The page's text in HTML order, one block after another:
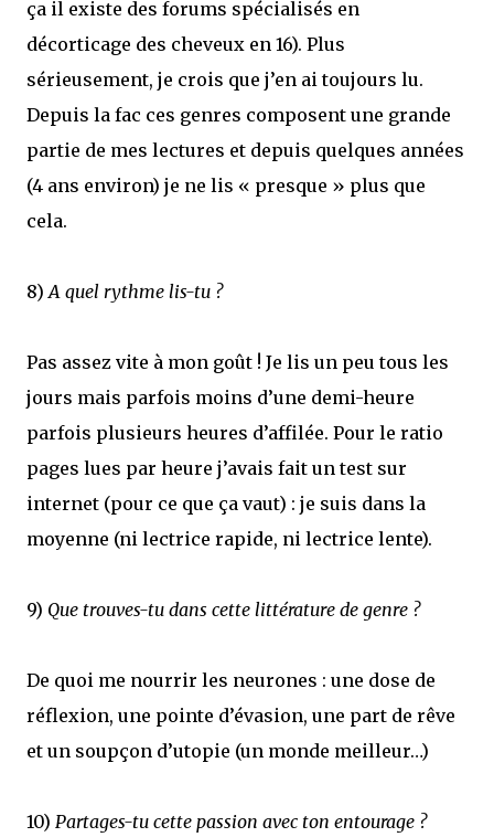
ça il existe des forums spécialisés en
décorticage des cheveux en 16). Plus
sérieusement, je crois que j’en ai toujours lu.
Depuis la fac ces genres composent une grande
partie de mes lectures et depuis quelques années
(4 ans environ) je ne lis « presque » plus que
cela.
8)A quel rythme lis-tu ?
Pas assez vite à mon goût ! Je lis un peu tous les
jours mais parfois moins d’une demi-heure
parfois plusieurs heures d’affilée. Pour le ratio
pages lues par heure j’avais fait un test sur
internet (pour ce que ça vaut) : je suis dans la
moyenne (ni lectrice rapide, ni lectrice lente).
9) Que trouves-tu dans cette littérature de genre ?
De quoi me nourrir les neurones : une dose de
réflexion, une pointe d’évasion, une part de rêve
et un soupçon d’utopie (un monde meilleur…)
10) Partages-tu cette passion avec ton entourage ?